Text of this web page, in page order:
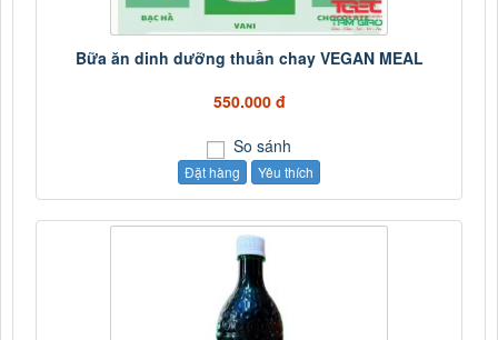
Bữa ăn dinh dưỡng thuần chay VEGAN MEAL
550.000 đ
So sánh
Đặt hàng Yêu thích